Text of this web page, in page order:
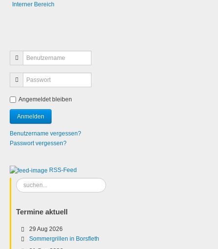
Interner Bereich
Angemeldet bleiben
Benutzername vergessen?
Passwort vergessen?
RSS-Feed
Suchen
...
Termine aktuell
29 Aug 2026
Sommergrillen in Borsfleth